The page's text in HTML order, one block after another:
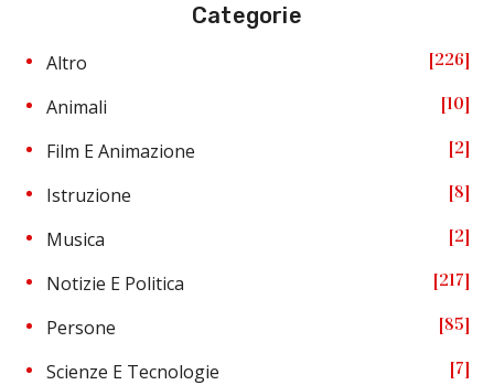
Categorie
Altro 226
Animali 10
Film E Animazione 2
Istruzione 8
Musica 2
Notizie E Politica 217
Persone 85
Scienze E Tecnologie 7